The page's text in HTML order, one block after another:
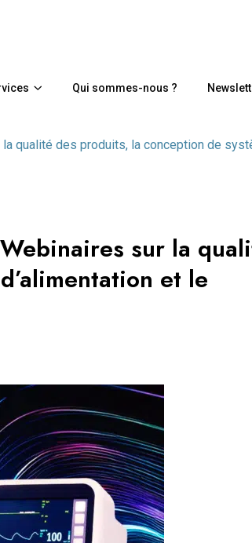
Qui sommes-nous ?
qualité des produits, la conception de
sur la
et le